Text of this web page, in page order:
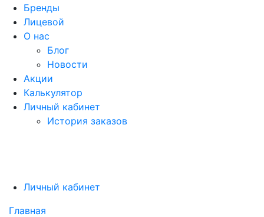
Бренды
Лицевой
О нас
Блог
Новости
Акции
Калькулятор
Личный кабинет
История заказов
Личный кабинет
Главная